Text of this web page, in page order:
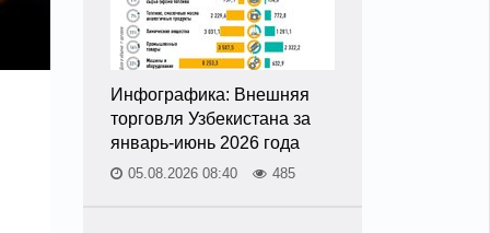
Инфографика: Внешняя
торговля Узбекистана за
январь-июнь 2026 года
05.08.2026 08:40 485